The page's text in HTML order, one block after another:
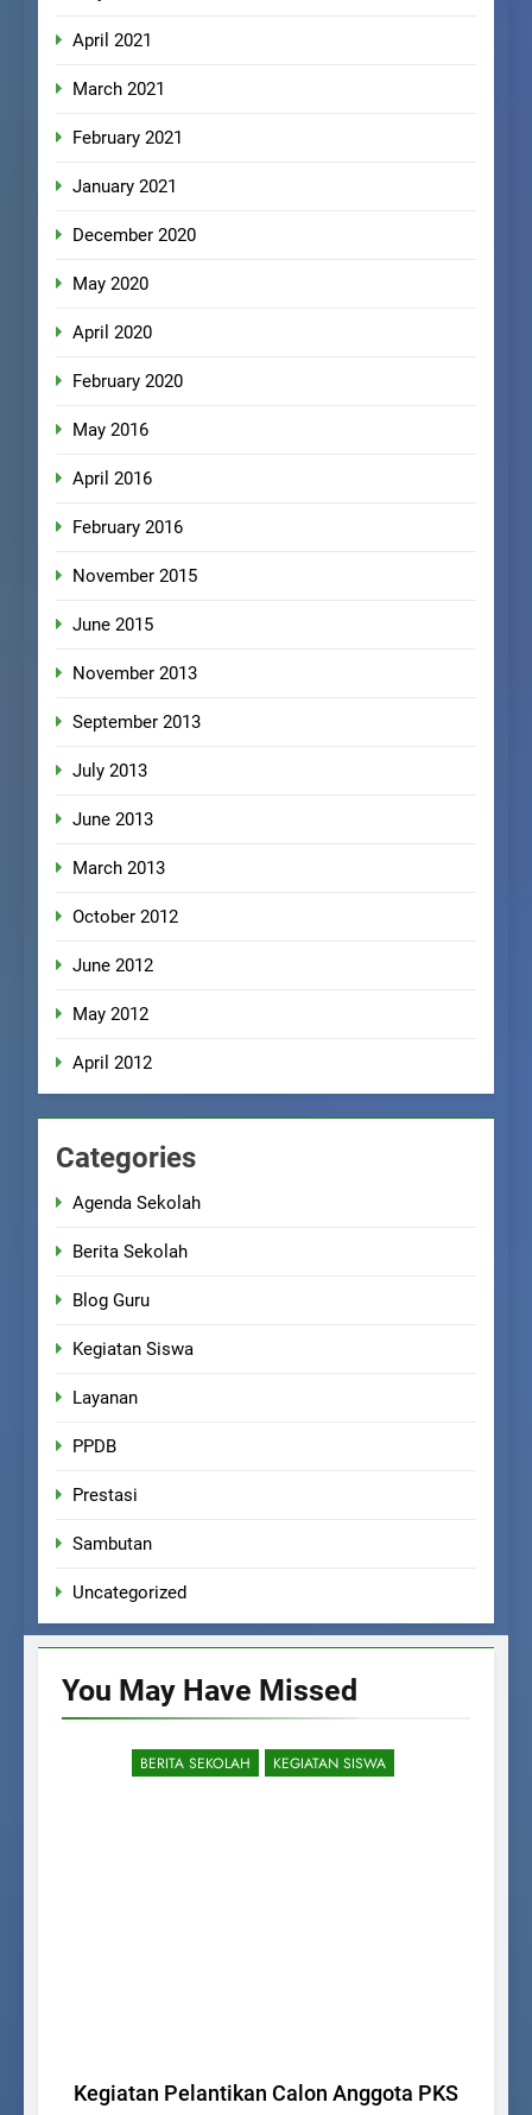
April 2021
March 2021
February 2021
January 2021
December 2020
May 2020
April 2020
February 2020
May 2016
April 2016
February 2016
November 2015
June 2015
November 2013
September 2013
July 2013
June 2013
March 2013
October 2012
June 2012
May 2012
April 2012
Categories
Agenda Sekolah
Berita Sekolah
Blog Guru
Kegiatan Siswa
Layanan
PPDB
Prestasi
Sambutan
Uncategorized
You May Have Missed
BERITA SEKOLAH KEGIATAN SISWA
Kegiatan Pelantikan Calon Anggota PKS